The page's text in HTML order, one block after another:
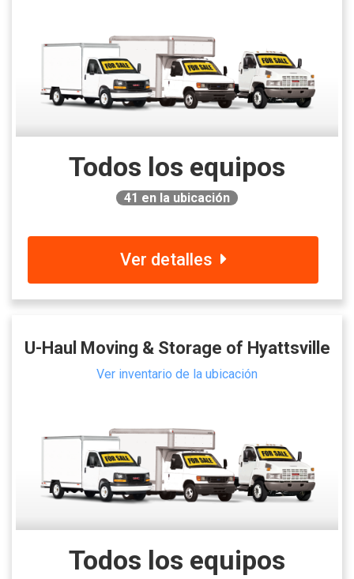
Todos los equipos
41 en la ubicación
Ver detalles
U-Haul Moving & Storage of Hyattsville
Ver inventario de la ubicación
Todos los equipos